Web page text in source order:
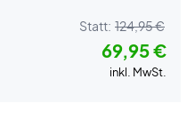
Statt: 124,95 €
69,95 €
inkl. MwSt.